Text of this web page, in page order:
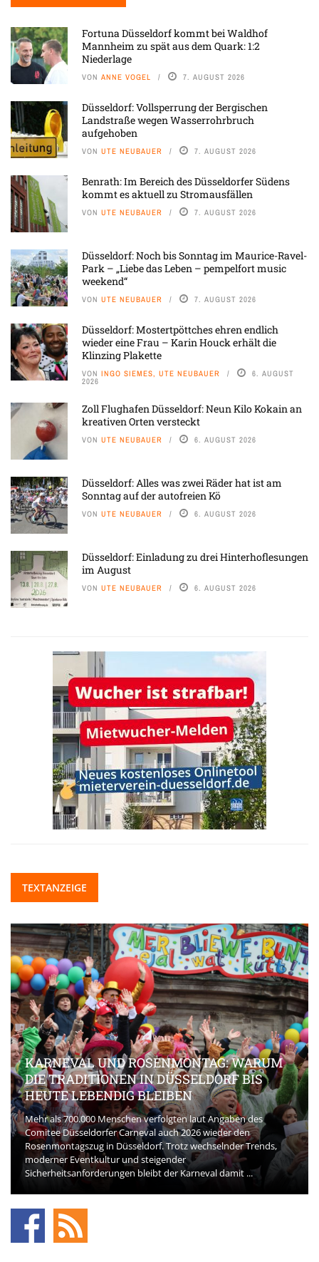
Fortuna Düsseldorf kommt bei Waldhof
Mannheim zu spät aus dem Quark: 1:2
Niederlage
VON ANNE VOGEL 7. AUGUST 2026
Düsseldorf: Vollsperrung der Bergischen
Landstraße wegen Wasserrohrbruch
aufgehoben
VON UTE NEUBAUER 7. AUGUST 2026
Benrath: Im Bereich des Düsseldorfer Südens
kommt es aktuell zu Stromausfällen
VON UTE NEUBAUER 7. AUGUST 2026
Düsseldorf: Noch bis Sonntag im Maurice-Ravel-
Park – „Liebe das Leben – pempelfort music
weekend“
VON UTE NEUBAUER 7. AUGUST 2026
Düsseldorf: Mostertpöttches ehren endlich
wieder eine Frau – Karin Houck erhält die
Klinzing Plakette
VON INGO SIEMES, UTE NEUBAUER 6. AUGUST
2026
Zoll Flughafen Düsseldorf: Neun Kilo Kokain an
kreativen Orten versteckt
VON UTE NEUBAUER 6. AUGUST 2026
Düsseldorf: Alles was zwei Räder hat ist am
Sonntag auf der autofreien Kö
VON UTE NEUBAUER 6. AUGUST 2026
Düsseldorf: Einladung zu drei Hinterhoflesungen
im August
VON UTE NEUBAUER 6. AUGUST 2026
TEXTANZEIGE
KARNEVAL UND ROSENMONTAG: WARUM
DIE TRADITIONEN IN DÜSSELDORF BIS
HEUTE LEBENDIG BLEIBEN
Mehr als 700.000 Menschen verfolgten laut Angaben des
Comitee Düsseldorfer Carneval auch 2026 wieder den
Rosenmontagszug in Düsseldorf. Trotz wechselnder Trends,
moderner Eventkultur und steigender
Sicherheitsanforderungen bleibt der Karneval damit ...